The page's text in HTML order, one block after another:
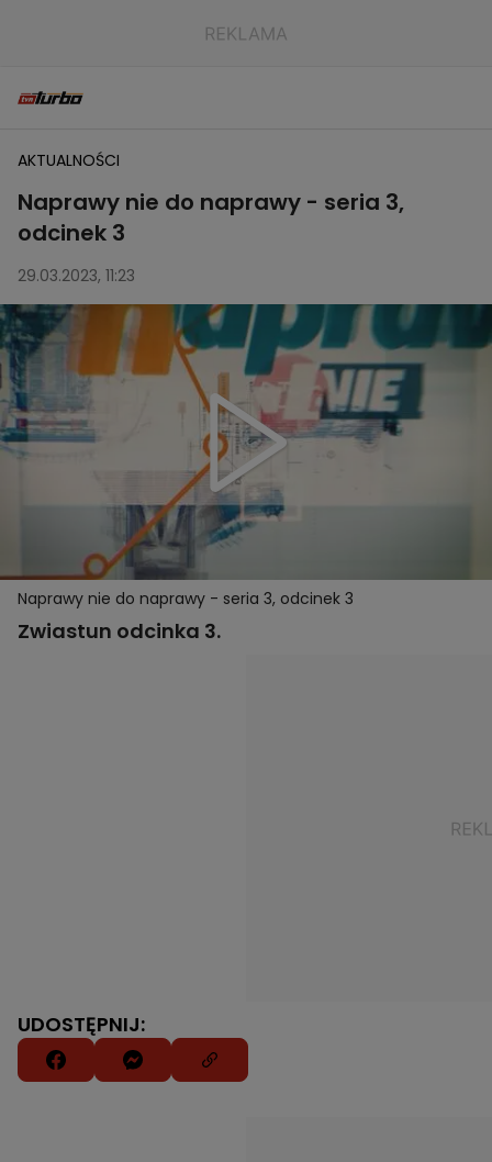
AKTUALNOŚCI
Naprawy nie do naprawy - seria 3,
odcinek 3
29.03.2023, 11:23
Naprawy nie do naprawy - seria 3, odcinek 3
Zwiastun odcinka 3.
UDOSTĘPNIJ: